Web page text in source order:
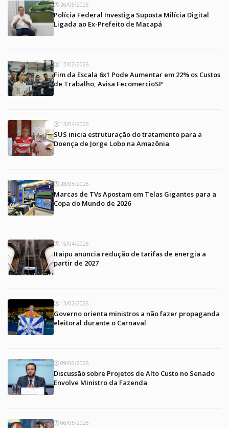
26/05/2026
Polícia Federal Investiga Suposta Milícia Digital
Ligada ao Ex-Prefeito de Macapá
12/02/2026
Fim da Escala 6x1 Pode Aumentar em 22% os Custos
de Trabalho, Avisa FecomercioSP
13/04/2026
SUS inicia estruturação do tratamento para a
Doença de Jorge Lobo na Amazônia
28/05/2026
Marcas de TVs Apostam em Telas Gigantes para a
Copa do Mundo de 2026
15/04/2026
Itaipu anuncia redução de tarifas de energia a
partir de 2027
13/02/2026
Governo orienta ministros a não fazer propaganda
eleitoral durante o Carnaval
09/06/2026
Discussão sobre Projetos de Alto Custo no Senado
Envolve Ministro da Fazenda
06/05/2026